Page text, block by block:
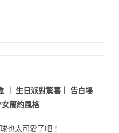
｜ 生日派對驚喜｜ 告白場
女簡約風格
也太可愛了吧！